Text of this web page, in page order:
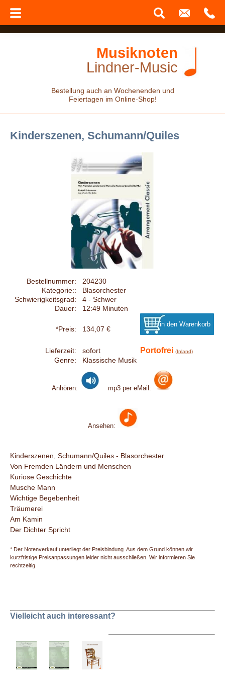
Musiknoten
Lindner-Music
Bestellung auch an Wochenenden und
Feiertagen im Online-Shop!
Kinderszenen, Schumann/Quiles
Bestellnummer:
204230
Kategorie::
Blasorchester
Schwierigkeitsgrad:
4 - Schwer
Dauer:
12:49 Minuten
*Preis: 134,07 €
Lieferzeit: sofort Portofrei (Inland)
Genre: Klassische Musik
Anhören: mp3 per eMail:
Ansehen:
Kinderszenen, Schumann/Quiles - Blasorchester
Von Fremden Ländern und Menschen
Kuriose Geschichte
Musche Mann
Wichtige Begebenheit
Träumerei
Am Kamin
Der Dichter Spricht
* Der Notenverkauf unterliegt der Preisbindung. Aus dem Grund können wir
kurzfristige Preisanpassungen leider nicht ausschließen. Wir informieren Sie
rechtzeitig.
Vielleicht auch interessant?